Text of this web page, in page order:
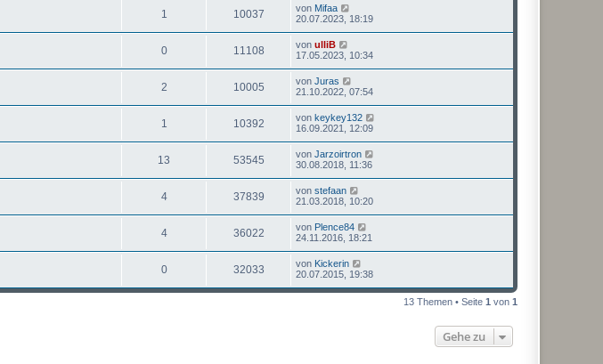
1 10037 von Mifaa
20.07.2023, 18:19
0 11108 von ulliB
17.05.2023, 10:34
2 10005 von Juras
21.10.2022, 07:54
1 10392 von keykey132
16.09.2021, 12:09
13 53545 von Jarzoirtron
30.08.2018, 11:36
4 37839 von stefaan
21.03.2018, 10:20
4 36022 von Plence84
24.11.2016, 18:21
0 32033 von Kickerin
20.07.2015, 19:38
13 Themen • Seite 1 von 1
Gehe zu